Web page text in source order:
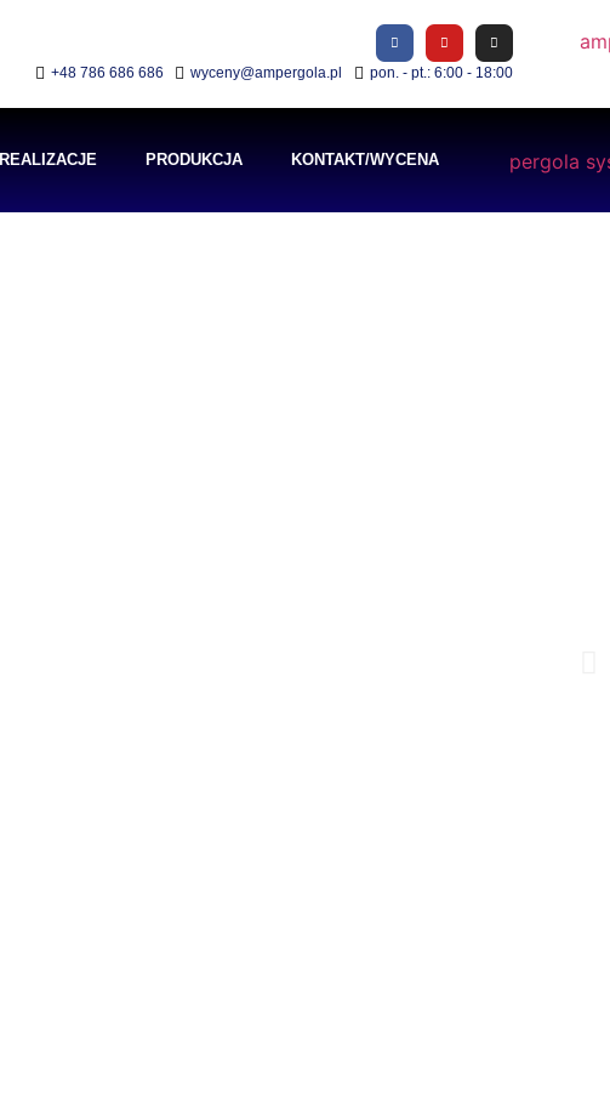
+48 786 686 686 wyceny@ampergola.pl pon. - pt.: 6:00 - 18:00
REALIZACJE PRODUKCJA KONTAKT/WYCENA